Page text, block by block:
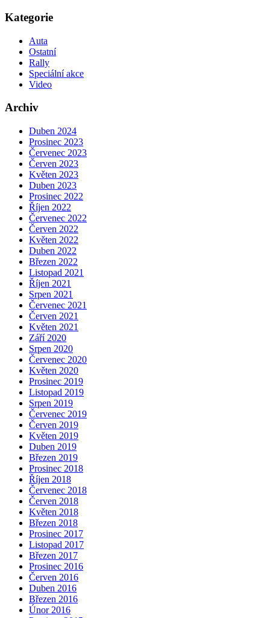
Kategorie
Auta
Ostatní
Rally
Speciální akce
Video
Archiv
Duben 2024
Prosinec 2023
Červenec 2023
Červen 2023
Květen 2023
Duben 2023
Prosinec 2022
Říjen 2022
Červenec 2022
Červen 2022
Květen 2022
Duben 2022
Březen 2022
Listopad 2021
Říjen 2021
Srpen 2021
Červenec 2021
Červen 2021
Květen 2021
Září 2020
Srpen 2020
Červenec 2020
Květen 2020
Prosinec 2019
Listopad 2019
Srpen 2019
Červenec 2019
Červen 2019
Květen 2019
Duben 2019
Březen 2019
Prosinec 2018
Říjen 2018
Červenec 2018
Červen 2018
Květen 2018
Březen 2018
Prosinec 2017
Listopad 2017
Březen 2017
Prosinec 2016
Červen 2016
Duben 2016
Březen 2016
Únor 2016